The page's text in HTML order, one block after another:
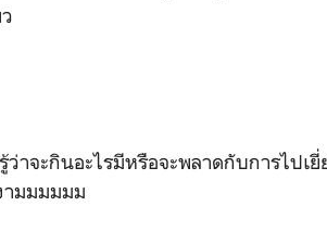
าจะกินอะไรมีหรือจะพลาดกับการไปเ
ามมมมมม